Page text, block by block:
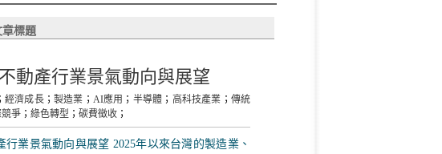
章標題
動產行業景氣動向與展望
； 經濟成長； 製造業 ； AI應用 ； 半導體 ； 高科技產業 ； 傳統
競爭 ； 綠色轉型 ； 碳費徵收 ；
業景氣動向與展望 2025年以來台灣的製造業、